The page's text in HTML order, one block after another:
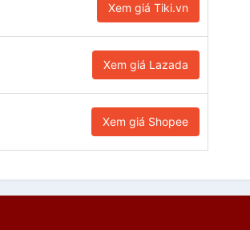
Xem giá Tiki.vn
Xem giá Lazada
Xem giá Shopee